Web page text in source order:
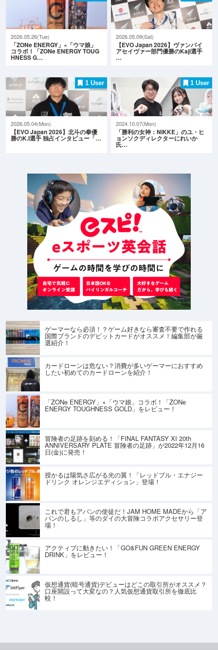
2026.05.26(Tue)
「ZONe ENERGY」×「ウマ娘」
コラボ！「ZONe ENERGY TOUG
HNESS G…
2026.05.09(Sat)
【EVO Japan 2026】ヴァンパイ
アセイヴァー部門優勝のKaji選手
…
1 User
2026.05.04(Mon)
【EVO Japan 2026】北斗の拳優
勝のK.I選手 独占インタビュー「…
1 User
2024.10.07(Mon)
「勝利の女神：NIKKE」のユ・ヒ
ョンソクディレクターにれいか
氏…
ゲーマーなら必須！？ゲーム好きなら審査不要で作れる
国際ブランドのデビットカードがオススメ！編集部が厳
選紹介！
カードローンは危ない？消費が多いゲーマーにおすすめ
したい初めてのカードローンを紹介！
「ZONe ENERGY」×「ウマ娘」コラボ！「ZONe
ENERGY TOUGHNESS GOLD」をレビュー！
冒険者の足跡を刻める！「FINAL FANTASY XI 20th
ANNIVERSARY PLATE 冒険者の足跡」が2022年12月16
日(金)に発売！
授かるは陽気さ広がる光の翼！「レッドブル・エナジー
ドリンク オレンジエディション」登場！
これで君もアバンの使徒だ！JAM HOME MADEから「ア
バンのしるし」等のダイの大冒険コラボアクセサリー登
場！
アクティブに動きたい！「GO&FUN GREEN ENERGY
DRINK」をレビュー！
仮想通貨(暗号通貨)デビューはどこの取引所がオススメ？
口座開設って大変なの？人気仮想通貨取引所を徹底比
較！